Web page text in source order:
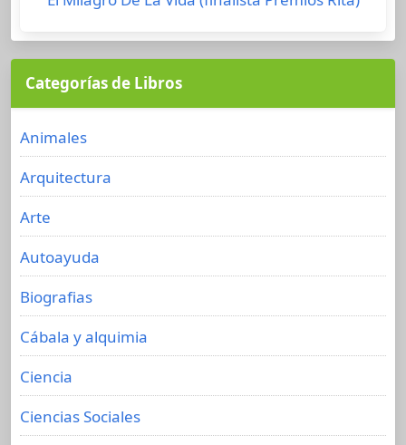
Categorías de Libros
Animales
Arquitectura
Arte
Autoayuda
Biografias
Cábala y alquimia
Ciencia
Ciencias Sociales